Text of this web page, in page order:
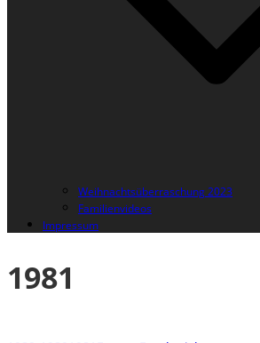
Weihnachtsüberraschung 2023
Familienvideos
Impressum
1981